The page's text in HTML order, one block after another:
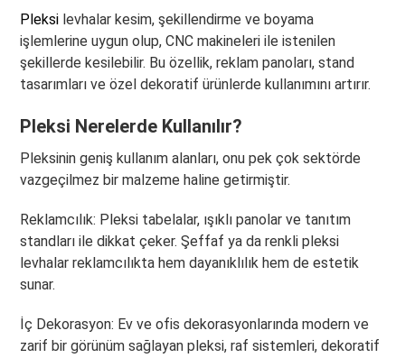
Pleksi levhalar kesim, şekillendirme ve boyama
işlemlerine uygun olup, CNC makineleri ile istenilen
şekillerde kesilebilir. Bu özellik, reklam panoları, stand
tasarımları ve özel dekoratif ürünlerde kullanımını artırır.
Pleksi Nerelerde Kullanılır?
Pleksinin geniş kullanım alanları, onu pek çok sektörde
vazgeçilmez bir malzeme haline getirmiştir.
Reklamcılık: Pleksi tabelalar, ışıklı panolar ve tanıtım
standları ile dikkat çeker. Şeffaf ya da renkli pleksi
levhalar reklamcılıkta hem dayanıklılık hem de estetik
sunar.
İç Dekorasyon: Ev ve ofis dekorasyonlarında modern ve
zarif bir görünüm sağlayan pleksi, raf sistemleri, dekoratif